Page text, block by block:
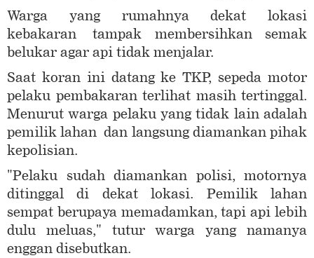
Warga yang rumahnya dekat lokasi
kebakaran tampak membersihkan semak
belukar agar api tidak menjalar.
Saat koran ini datang ke TKP, sepeda motor
pelaku pembakaran terlihat masih tertinggal.
Menurut warga pelaku yang tidak lain adalah
pemilik lahan dan langsung diamankan pihak
kepolisian.
"Pelaku sudah diamankan polisi, motornya
ditinggal di dekat lokasi. Pemilik lahan
sempat berupaya memadamkan, tapi api lebih
dulu meluas," tutur warga yang namanya
enggan disebutkan.